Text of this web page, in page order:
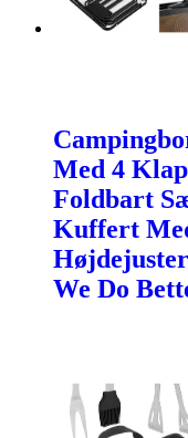
Med 4
Foldbart
Kuffert
We Do